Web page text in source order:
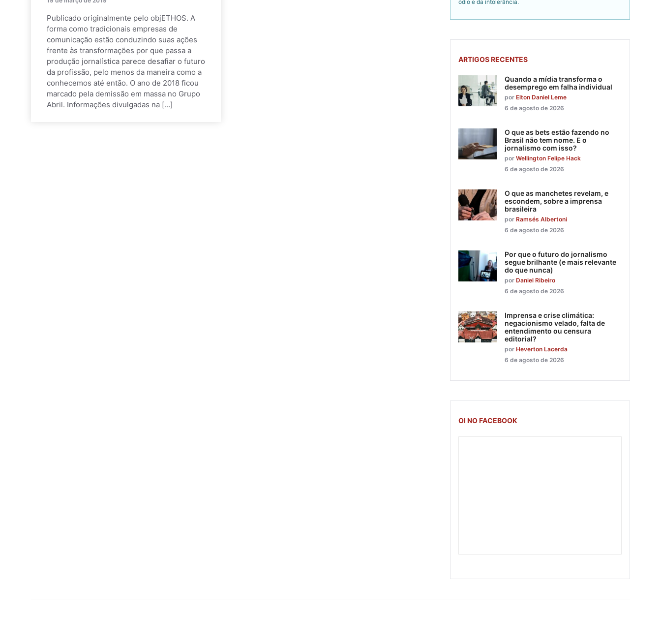
Publicado originalmente pelo objETHOS. A
forma como tradicionais empresas de
comunicação estão conduzindo suas ações
frente às transformações por que passa a
produção jornalística parece desafiar o futuro
da profissão, pelo menos da maneira como a
conhecemos até então. O ano de 2018 ficou
marcado pela demissão em massa no Grupo
Abril. Informações divulgadas na […]
ódio e da intolerância.
ARTIGOS RECENTES
Quando a mídia transforma o
desemprego em falha individual
por Elton Daniel Leme
6 de agosto de 2026
O que as bets estão fazendo no
Brasil não tem nome. E o
jornalismo com isso?
por Wellington Felipe Hack
6 de agosto de 2026
O que as manchetes revelam, e
escondem, sobre a imprensa
brasileira
por Ramsés Albertoni
6 de agosto de 2026
Por que o futuro do jornalismo
segue brilhante (e mais relevante
do que nunca)
por Daniel Ribeiro
6 de agosto de 2026
Imprensa e crise climática:
negacionismo velado, falta de
entendimento ou censura
editorial?
por Heverton Lacerda
6 de agosto de 2026
OI NO FACEBOOK